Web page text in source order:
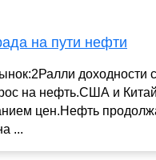
на пути нефти
доходности
на нефть.США и
цен.Нефть
...